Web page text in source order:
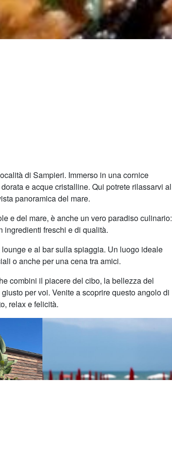
di Sampieri. Immerso in una cornice
e acque cristalline. Qui potrete rilassarvi al
panoramica del mare.
e del mare, è anche un vero paradiso culinario:
ingredienti freschi e di qualità.
e al bar sulla spiaggia. Un luogo ideale
o anche per una cena tra amici.
combini il piacere del cibo, la bellezza del
per voi. Venite a scoprire questo angolo di
relax e felicità.